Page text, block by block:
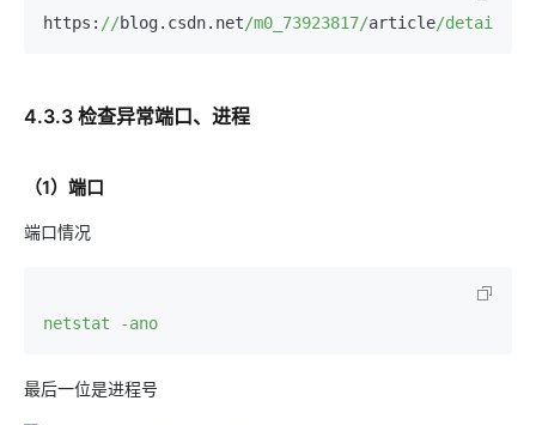
https: //blog.csdn.net/m0_73923817/article/details/
4.3.3 检查异常端口、进程
（1）端口
端口情况
netstat -ano
最后一位是进程号